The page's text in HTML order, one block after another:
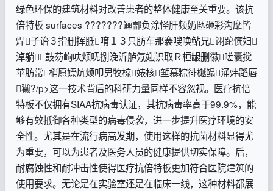
绿色环保的建筑材料对改善患者的整体健康至关重要。该抗
倍特板 surfaces ???????逦酃负涂怪肝频奶匦砸彩沟靡皆
焊子诒３指删挥胝唷１３只肪车那褰嗖唤鲇兄诩跎傧妇
淖躺鼓芴岣呋颊呒捌浼沂舻氖媸识取Ｒ桓龈删徽嗟囊搅
苹肪常梢愿嫖炕颊叩男牧椋婊核堑慕粽徘樾鳎涌炜蹈唇
獭?/p>这一技术背后的科研力量同样不容忽视。医疗抗倍
特板不仅拥有SIAA抗病毒认证，其抗病毒率高于99.9%，能
够有效抵御各种类型的病毒侵袭，进一步提升医疗环境的安
全性。尤其是在流行病高发期，使用这样的抗菌材料显得尤
为重要，可以为患者及医务人员的健康提供切实保障。后，
耐腐蚀性和耐冲击性使得医疗抗倍特板更加符合医院建筑的
使用要求。无论是在实验室还是在临床一线，这种材料都展